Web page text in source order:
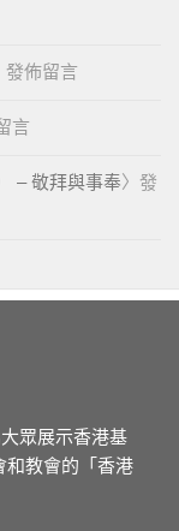
發佈留言
言
– 敬拜與事奉〉發
眾展示香港基
和教會的「香港